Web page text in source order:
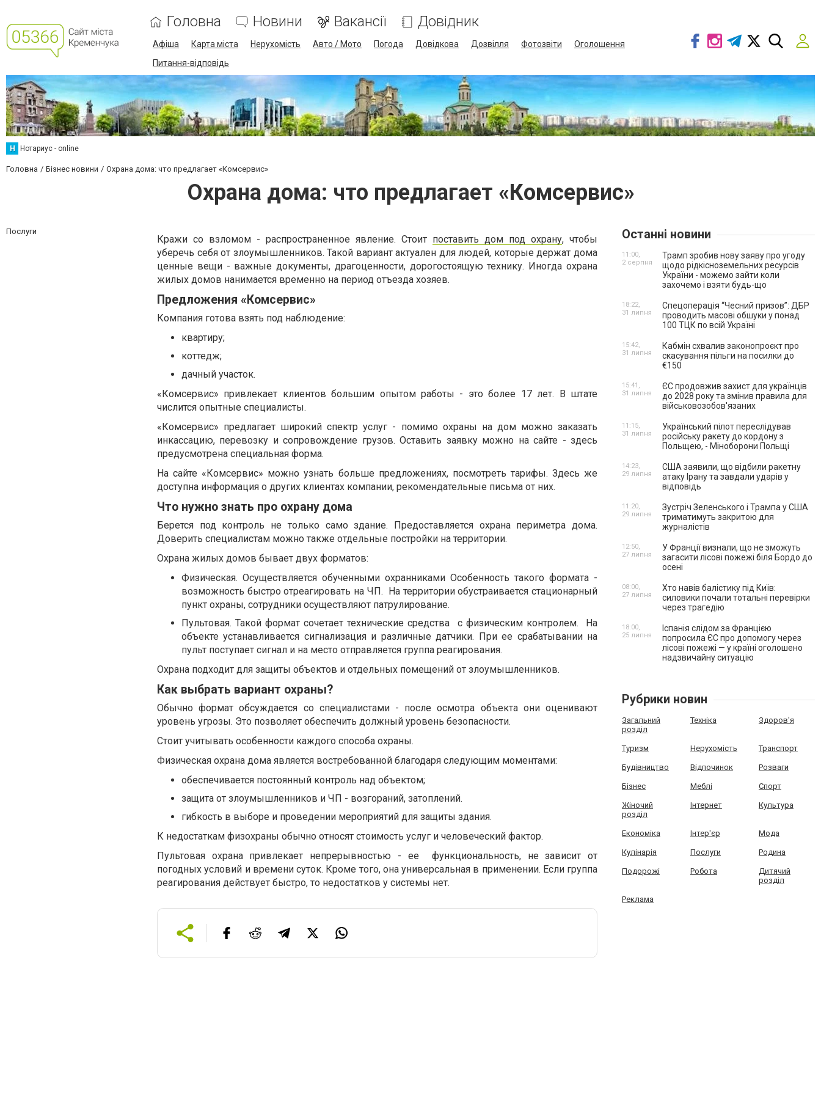
Головна Новини Вакансії Довідник
Афіша Карта міста Нерухомість Авто / Мото Погода Довідкова Дозвілля Фотозвіти
Оголошення
Питання-відповідь
Н Нотариус - online
Головна Бізнес новини Охрана дома: что предлагает «Комсервис»
Охрана дома: что предлагает «Комсервис»
Послуги
Кражи со взломом - распространенное явление. Стоит поставить дом под охрану, чтобы
уберечь себя от злоумышленников. Такой вариант актуален для людей, которые держат дома
ценные вещи - важные документы, драгоценности, дорогостоящую технику. Иногда охрана
жилых домов нанимается временно на период отъезда хозяев.
Предложения «Комсервис»
Компания готова взять под наблюдение:
квартиру;
коттедж;
дачный участок.
«Комсервис» привлекает клиентов большим опытом работы - это более 17 лет. В штате
числится опытные специалисты.
«Комсервис» предлагает широкий спектр услуг - помимо охраны на дом можно заказать
инкассацию, перевозку и сопровождение грузов. Оставить заявку можно на сайте - здесь
предусмотрена специальная форма.
На сайте «Комсервис» можно узнать больше предложениях, посмотреть тарифы. Здесь же
доступна информация о других клиентах компании, рекомендательные письма от них.
Что нужно знать про охрану дома
Берется под контроль не только само здание. Предоставляется охрана периметра дома.
Доверить специалистам можно также отдельные постройки на территории.
Охрана жилых домов бывает двух форматов:
Физическая. Осуществляется обученными охранниками Особенность такого формата -
возможность быстро отреагировать на ЧП. На территории обустраивается стационарный
пункт охраны, сотрудники осуществляют патрулирование.
Пультовая. Такой формат сочетает технические средства с физическим контролем. На
объекте устанавливается сигнализация и различные датчики. При ее срабатывании на
пульт поступает сигнал и на место отправляется группа реагирования.
Охрана подходит для защиты объектов и отдельных помещений от злоумышленников.
Как выбрать вариант охраны?
Обычно формат обсуждается со специалистами - после осмотра объекта они оценивают
уровень угрозы. Это позволяет обеспечить должный уровень безопасности.
Стоит учитывать особенности каждого способа охраны.
Физическая охрана дома является востребованной благодаря следующим моментами:
обеспечивается постоянный контроль над объектом;
защита от злоумышленников и ЧП - возгораний, затоплений.
гибкость в выборе и проведении мероприятий для защиты здания.
К недостаткам физохраны обычно относят стоимость услуг и человеческий фактор.
Пультовая охрана привлекает непрерывностью - ее функциональность, не зависит от
погодных условий и времени суток. Кроме того, она универсальная в применении. Если группа
реагирования действует быстро, то недостатков у системы нет.
Останні новини
Трамп зробив нову заяву про угоду
щодо рідкісноземельних ресурсів
України - можемо зайти коли
захочемо і взяти будь-що
11:00,
2 серпня
Спецоперація “Чесний призов”: ДБР
проводить масові обшуки у понад
100 ТЦК по всій Україні
18:22,
31 липня
Кабмін схвалив законопроєкт про
скасування пільги на посилки до
€150
15:42,
31 липня
ЄС продовжив захист для українців
до 2028 року та змінив правила для
військовозобов'язаних
15:41,
31 липня
Український пілот переслідував
російську ракету до кордону з
Польщею, - Міноборони Польщі
11:15,
31 липня
США заявили, що відбили ракетну
атаку Ірану та завдали ударів у
відповідь
14:23,
29 липня
Зустріч Зеленського і Трампа у США
триматимуть закритою для
журналістів
11:20,
29 липня
У Франції визнали, що не зможуть
загасити лісові пожежі біля Бордо до
осені
12:50,
27 липня
Хто навів балістику під Київ:
силовики почали тотальні перевірки
через трагедію
08:00,
27 липня
Іспанія слідом за Францією
попросила ЄС про допомогу через
лісові пожежі — у країні оголошено
надзвичайну ситуацію
18:00,
25 липня
Рубрики новин
Загальний
розділ
Техніка Здоров'я
Туризм Нерухомість Транспорт
Будівництво Відпочинок Розваги
Бізнес Меблі Спорт
Жіночий
розділ
Інтернет Культура
Економіка Інтер'єр Мода
Кулінарія Послуги Родина
Подорожі Робота
Дитячий
розділ
Реклама